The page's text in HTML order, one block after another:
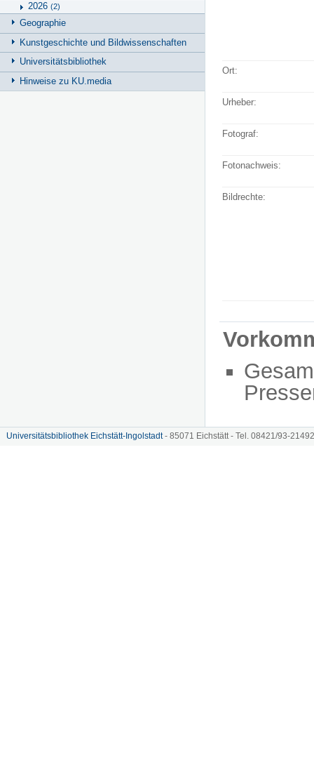
2026 (2)
Geographie
Kunstgeschichte und Bildwissenschaften
Universitätsbibliothek
Hinweise zu KU.media
Ort:
Urheber:
Fotograf:
Fotonachweis:
Bildrechte:
Universitätsbibliothek Eichstätt-Ingolstadt- 85071 Eichstätt - Tel. 08421/93-